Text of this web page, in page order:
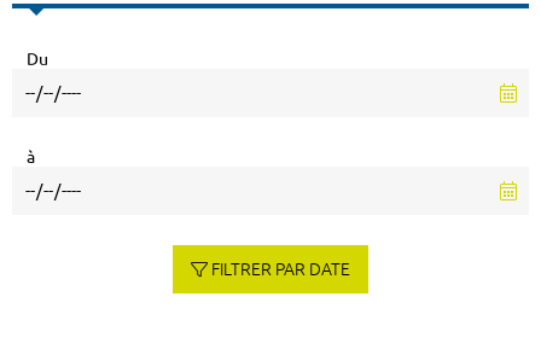
Du
à
FILTRER PAR DATE